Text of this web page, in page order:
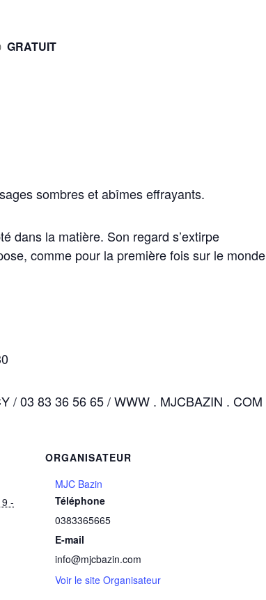
GRATUIT
sombres et abîmes effrayants.
dans la matière. Son regard s’extirpe
comme pour la première fois sur le monde
/ 03 83 36 56 65 / WWW . MJCBAZIN . COM
-
ORGANISATEUR
MJC Bazin
Téléphone
0383365665
E-mail
info@mjcbazin.com
Voir le site Organisateur